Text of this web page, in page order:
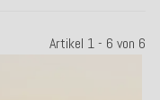
Artikel 1 - 6 von 6